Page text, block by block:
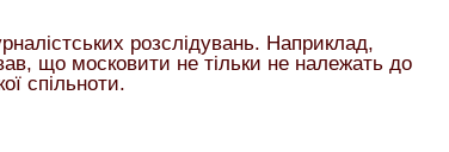
розслідувань. Наприклад,
що московити не тільки не належать до
спільноти.